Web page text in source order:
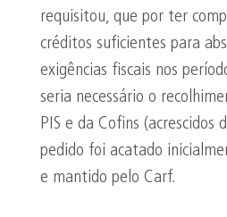
requisitou, que por ter
créditos suficientes para
exigências fiscais nos
seria necessário o
PIS e da Cofins (acrescidos
pedido foi acatado
e mantido pelo Carf.